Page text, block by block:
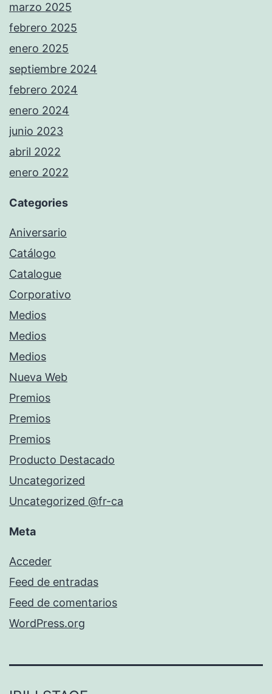
marzo 2025
febrero 2025
enero 2025
septiembre 2024
febrero 2024
enero 2024
junio 2023
abril 2022
enero 2022
Categories
Aniversario
Catálogo
Catalogue
Corporativo
Medios
Medios
Medios
Nueva Web
Premios
Premios
Premios
Producto Destacado
Uncategorized
Uncategorized @fr-ca
Meta
Acceder
Feed de entradas
Feed de comentarios
WordPress.org